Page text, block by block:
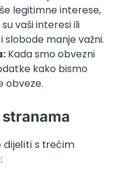
legitimne interese,
vaši interesi ili
manje važni.
Kada smo obvezni
kako bismo
obveze.
s trećim